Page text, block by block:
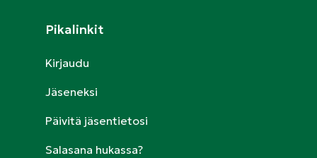
Pikalinkit
Kirjaudu
Jäseneksi
Päivitä jäsentietosi
Salasana hukassa?